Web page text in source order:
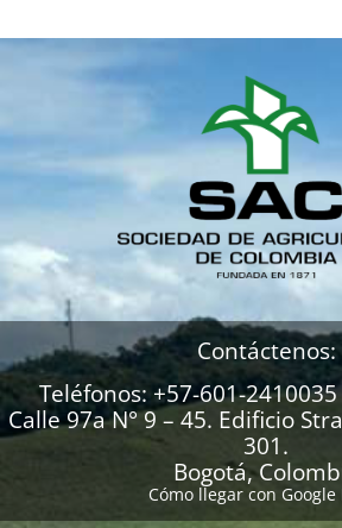
Contáctenos:
Teléfonos: +57-601-
Calle 97a N° 9 – 45. Edificio
301.
Bogotá,
Cómo llegar con Google